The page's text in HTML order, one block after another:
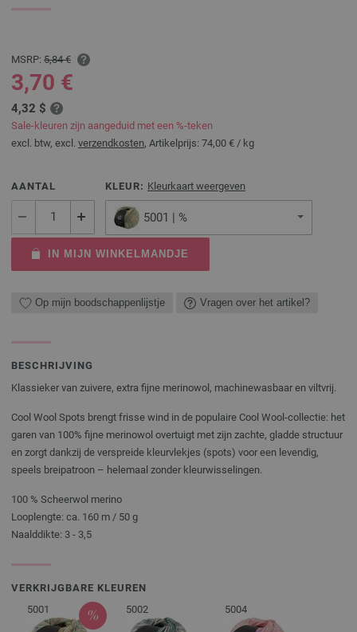
MSRP: 5,84 €
3,70 €
4,32 $
Sale-kleuren zijn aangeduid met een %-teken
excl. btw, excl. verzendkosten, Artikelprijs: 74,00 € / kg
AANTAL KLEUR: Kleurkaart weergeven
5001 | %
IN MIJN WINKELMANDJE
Op mijn boodschappenlijstje Vragen over het artikel?
BESCHRIJVING
Klassieker van zuivere, extra fijne merinowol, machinewasbaar en viltvrij.
Cool Wool Spots brengt frisse wind in de populaire Cool Wool-collectie: het
garen van 100% fijne merinowol overtuigt met zijn zachte, gladde structuur
en zorgt dankzij de verspreide kleurvlekjes (spots) voor een levendig,
speels breipatroon – helemaal zonder kleurwisselingen.
100 % Scheerwol merino
Looplengte: ca. 160 m / 50 g
Naalddikte: 3 - 3,5
VERKRIJGBARE KLEUREN
5001
5002 5004